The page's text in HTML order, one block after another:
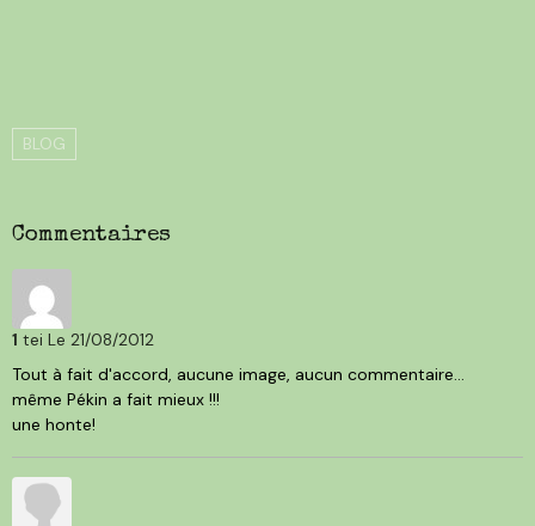
BLOG
Commentaires
1 tei Le 21/08/2012
Tout à fait d'accord, aucune image, aucun commentaire...
même Pékin a fait mieux !!!
une honte!